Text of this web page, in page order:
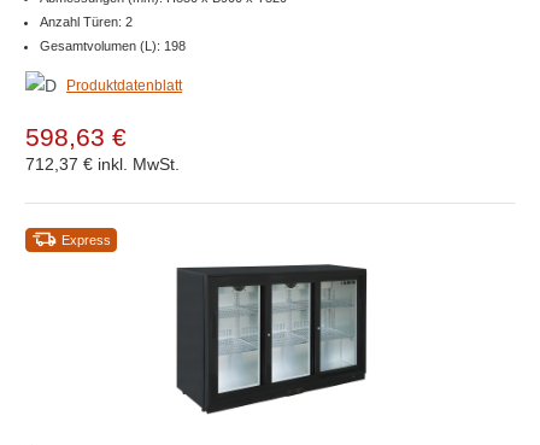
Anzahl Türen: 2
Gesamtvolumen (L): 198
Produktdatenblatt
598,63 €
712,37 € inkl. MwSt.
Express